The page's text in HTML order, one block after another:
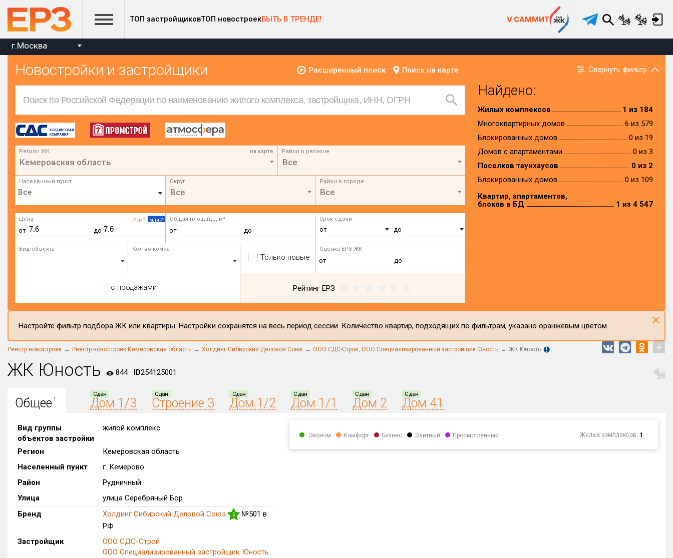
ТОП застройщиковТОП новостроекБЫТЬ В ТРЕНДЕ! V САММИТ
г.Москва
Новостройки и застройщики Расширенный поиск Поиск на карте Свернуть фильтр
Регион ЖК на карте
Кемеровская область
Район в регионе
Все
Населённый пункт Округ
Все
Район в городе
Все
₽/м² млн ₽
Цена
от до
Общая площадь, м²
от до
Срок сдачи
от до
Вид объекта Кол-во комнат
Только новые
Оценка ЕРЗ ЖК
от до
с продажами Рейтинг ЕРЗ
Найдено:
Жилых комплексов
1 из 184
Многоквартирных домов
6 из 579
Блокированных домов
0 из 19
Домов с апартаментами
0 из 3
Поселков таунхаусов
0 из 2
Блокированных домов
0 из 109
Квартир, апартаментов,
блоков в БД
1 из 4 547
Настройте фильтр подбора ЖК или квартиры. Настройки сохранятся на весь период сессии. Количество квартир, подходящих по фильтрам, указано оранжевым цветом. ×
Реестр новостроек Реестр новостроек Кемеровская область Холдинг Сибирский Деловой Союз ООО СДС-Строй, ООО Специализированный застройщик Юность ЖК Юность +
ЖК Юность 844 ID254125001
Общее1
Сдан
Дом 1/3
Сдан
Строение 3
Сдан
Дом 1/2
Сдан
Дом 1/1
Сдан
Дом 2
Сдан
Дом 41
Вид группы
объектов застройки
жилой комплекс
Регион
Кемеровская область
Населенный пункт
г. Кемерово
Район
Рудничный
Улица
улица Серебряный Бор
Бренд
Холдинг Сибирский Деловой Союз 5
№501 в
РФ
Застройщик
ООО СДС-Строй
ООО Специализированный застройщик Юность
Эконом Комфорт Бизнес Элитный Просмотренный Жилых комплексов: 1